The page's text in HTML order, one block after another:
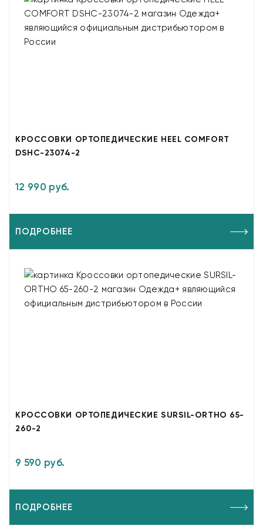
КРОССОВКИ ОРТОПЕДИЧЕСКИЕ HEEL COMFORT
DSHC-23074-2
12 990 руб.
ПОДРОБНЕЕ
КРОССОВКИ ОРТОПЕДИЧЕСКИЕ SURSIL-ORTHO 65-
260-2
9 590 руб.
ПОДРОБНЕЕ